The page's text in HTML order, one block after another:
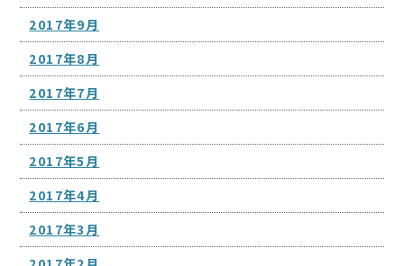
2017年9月
2017年8月
2017年7月
2017年6月
2017年5月
2017年4月
2017年3月